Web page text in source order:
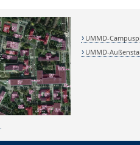
UMMD-
UMMD-